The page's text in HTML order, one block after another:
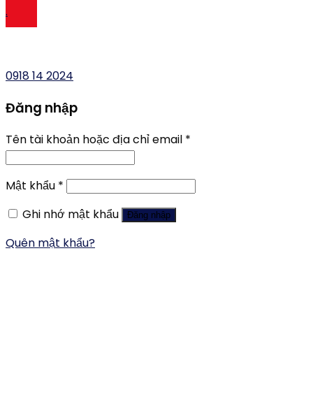
.
0918 14 2024
Đăng nhập
Tên tài khoản hoặc địa chỉ email *
Mật khẩu *
Ghi nhớ mật khẩu
Đăng nhập
Quên mật khẩu?